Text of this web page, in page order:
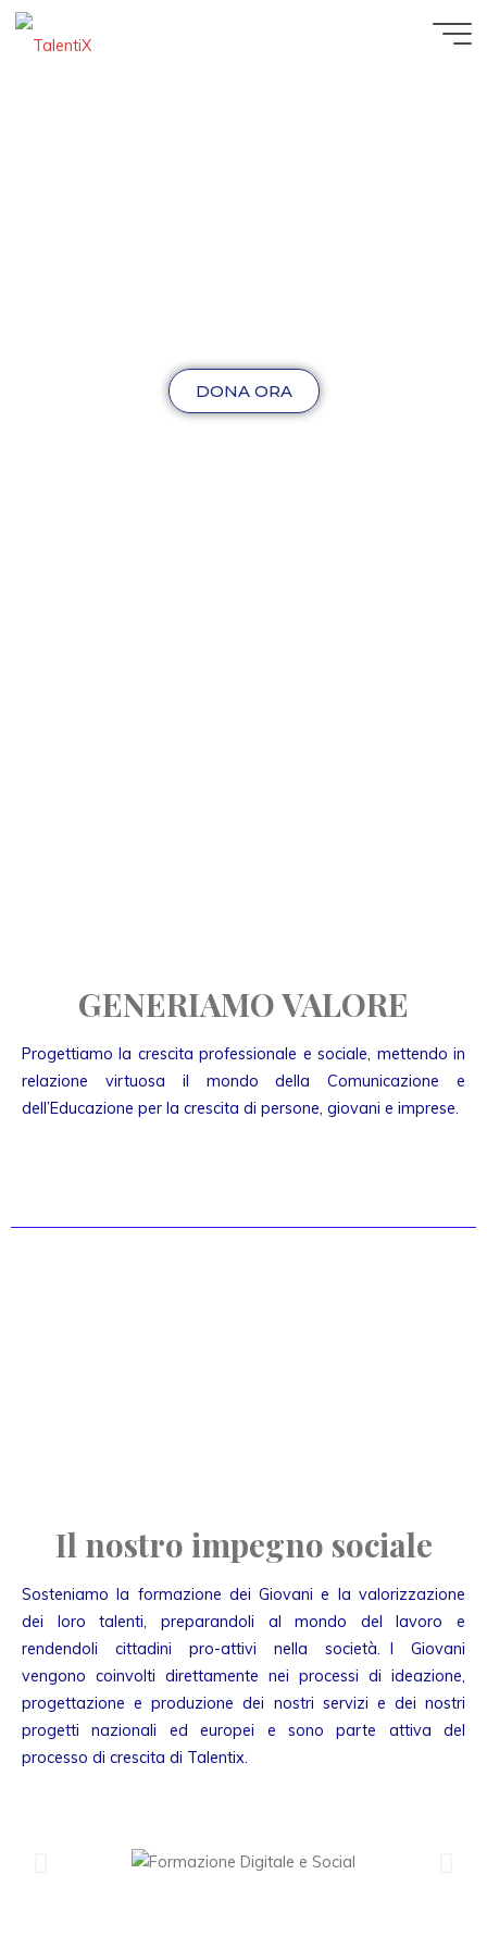
DONA ORA
GENERIAMO VALORE
Progettiamo la crescita professionale e sociale, mettendo in
relazione virtuosa il mondo della Comunicazione e
dell’Educazione per la crescita di persone, giovani e imprese.
Il nostro impegno sociale
Sosteniamo la formazione dei Giovani e la valorizzazione
dei loro talenti, preparandoli al mondo del lavoro e
rendendoli cittadini pro-attivi nella società. I Giovani
vengono coinvolti direttamente nei processi di ideazione,
progettazione e produzione dei nostri servizi e dei nostri
progetti nazionali ed europei e sono parte attiva del
processo di crescita di Talentix.